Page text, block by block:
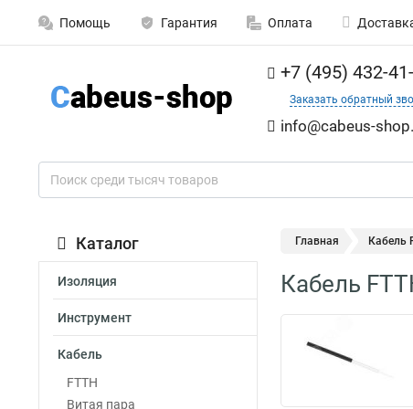
Помощь Гарантия Оплата
+7 (495) 432-
Заказать обратный
info@cabeus-
Каталог
Изоляция
Инструмент
Кабель
FTTH
Витая пара
Главная Кабель
Кабель